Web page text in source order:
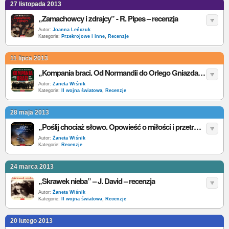
27 listopada 2013
„Zamachowcy i zdrajcy” - R. Pipes – recenzja
Autor: Joanna Leńczuk
Kategorie: Przekrojowe i inne, Recenzje
11 lipca 2013
„Kompania braci. Od Normandii do Orlego Gniazda Hitlera...” - S.E. Ambrose - recenzja
Autor: Żaneta Wiśnik
Kategorie:
II wojna światowa, Recenzje
28 maja 2013
„Poślij chociaż słowo. Opowieść o miłości i przetrwaniu w Gułagu” - O. Figes - recenzje
Autor: Żaneta Wiśnik
Kategorie: Recenzje
24 marca 2013
„Skrawek nieba” – J. David – recenzja
Autor: Żaneta Wiśnik
Kategorie:
II wojna światowa, Recenzje
20 lutego 2013